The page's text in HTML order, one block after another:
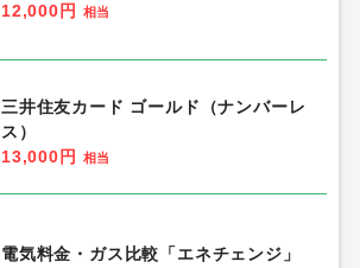
12,000円
相当
三井住友カード ゴールド（ナンバーレ
ス）
13,000円
相当
電気料金・ガス比較「エネチェンジ」